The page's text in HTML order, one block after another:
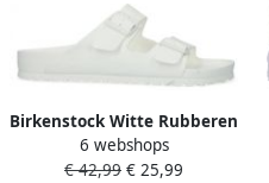
Birkenstock Witte Rubberen
Slipper Dubbele
Gespsluiting White
6 webshops
€ 42,99 € 25,99